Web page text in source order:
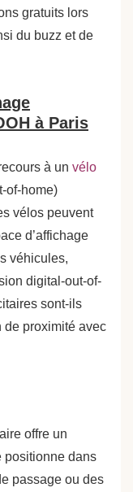
gratuits lors
du buzz et de
à Paris
à un vélo
of-home)
vélos peuvent
d’affichage
véhicules,
digital-out-of-
sont-ils
de proximité avec
offre un
positionne dans
passage ou des